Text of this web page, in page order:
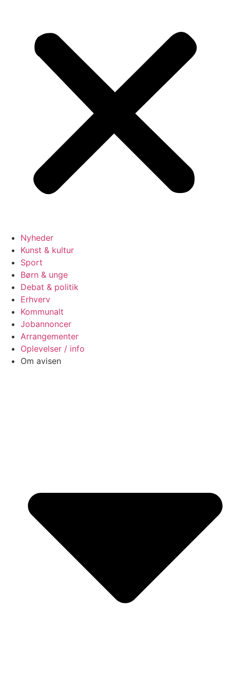
Nyheder
Kunst & kultur
Sport
Børn & unge
Debat & politik
Erhverv
Kommunalt
Jobannoncer
Arrangementer
Oplevelser / info
Om avisen